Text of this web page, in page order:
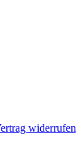
widerrufen